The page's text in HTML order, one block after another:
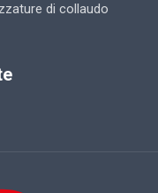
di collaudo